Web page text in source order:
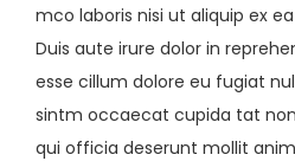
mco laboris nisi ut aliquip ex
Duis aute irure dolor in
esse cillum dolore eu fugiat
sintm occaecat cupida tat
qui officia deserunt mollit